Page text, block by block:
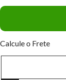
Calcule o Frete